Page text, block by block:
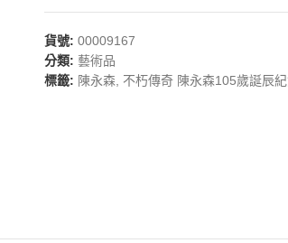
貨號: 00009167
分類: 藝術品
標籤: 陳永森 不朽傳奇 陳永森105歲誕辰